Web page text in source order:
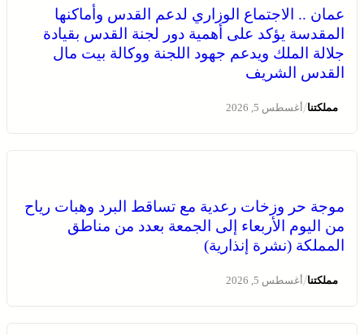
عمان .. الاجتماع الوزاري لدعم القدس وأماكنها
المقدسة يؤكد على أهمية دور لجنة القدس بقيادة
جلالة الملك ويدعم جهود اللجنة ووكالة بيت مال
القدس الشريف
مملكتنا/أغسطس 5, 2026
موجة حر وزخات رعدية مع تساقط البرد وهبات رياح
من اليوم الأربعاء إلى الجمعة بعدد من مناطق
المملكة (نشرة إنذارية)
مملكتنا/أغسطس 5, 2026
العامة للأمن الوطني، يحصل على شهادة الاعتماد والمطابقة
والجودة بالمعيار الدولي “ISO/CEI 17025”